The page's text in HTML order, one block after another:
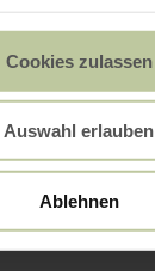
Cookies zulassen
Auswahl erlauben
Ablehnen